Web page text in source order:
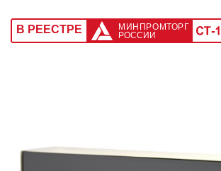
В РЕЕСТРЕ
МИНПРОМТОРГ
РОССИИ